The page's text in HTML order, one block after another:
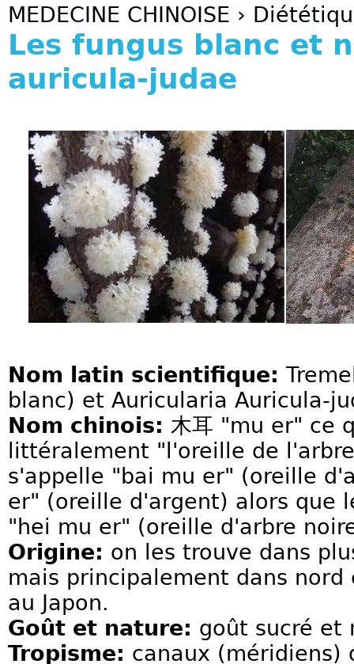
MEDECINE CHINOISE ›
Les fungus blanc et
auricula-judae
Nom latin scientifique:
blanc) et Auricularia Auricula-
Nom chinois: 木耳 "mu er" ce
littéralement "l'oreille de
s'appelle "bai mu er" (oreille
er" (oreille d'argent) alors que
"hei mu er" (oreille d'arbre
Origine: on les trouve dans
mais principalement dans
au Japon.
Goût et nature: goût sucré et
Tropisme: canaux (méridiens)